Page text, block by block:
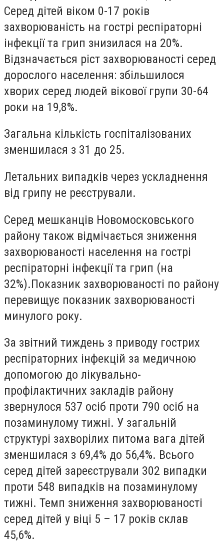
Серед дітей віком 0-17 років
захворюваність на гострі респіраторні
інфекції та грип знизилася на 20%.
Відзначається ріст захворюваності серед
дорослого населення: збільшилося
хворих серед людей вікової групи 30-64
роки на 19,8%.
Загальна кількість госпіталізованих
зменшилася з 31 до 25.
Летальних випадків через ускладнення
від грипу не реєстрували.
Серед мешканців Новомосковського
району також відмічається зниження
захворюваності населення на гострі
респіраторні інфекції та грип (на
32%).Показник захворюваності по району
перевищує показник захворюваності
минулого року.
За звітний тиждень з приводу гострих
респіраторних інфекцій за медичною
допомогою до лікувально-
профілактичних закладів району
звернулося 537 осіб проти 790 осіб на
позаминулому тижні. У загальній
структурі захворілих питома вага дітей
зменшилася з 69,4% до 56,4%. Всього
серед дітей зареєстрували 302 випадки
проти 548 випадків на позаминулому
тижні. Темп зниження захворюваності
серед дітей у віці 5 – 17 років склав
45,6%.